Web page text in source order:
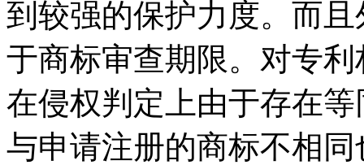
到较强的保护力度。而
于商标审查期限。对专
在侵权判定上由于存在
与申请注册的商标不相